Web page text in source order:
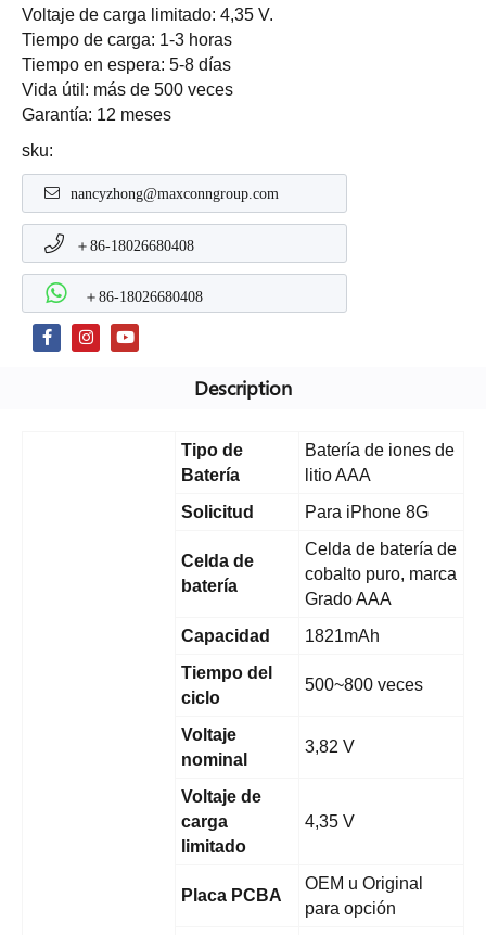
Voltaje de carga limitado: 4,35 V.
Tiempo de carga: 1-3 horas
Tiempo en espera: 5-8 días
Vida útil: más de 500 veces
Garantía: 12 meses
sku:
nancyzhong@maxconngroup.com
＋86-18026680408
＋86-18026680408
Description
Tipo de
Batería
Batería de iones de
litio AAA
Solicitud
Para iPhone 8G
Celda de
batería
Celda de batería de
cobalto puro, marca
Grado AAA
Capacidad
1821mAh
Tiempo del
ciclo
500~800 veces
Voltaje
nominal
3,82 V
Voltaje de
carga
limitado
4,35 V
Placa PCBA
OEM u Original
para opción